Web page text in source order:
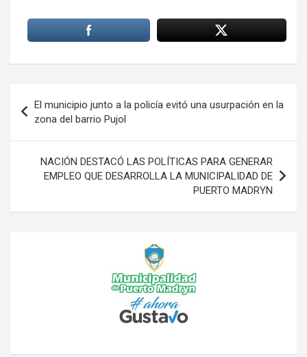
de
entradas
El municipio junto a la policía evitó una usurpación en la
zona del barrio Pujol
NACIÓN DESTACÓ LAS POLÍTICAS PARA GENERAR
EMPLEO QUE DESARROLLA LA MUNICIPALIDAD DE
PUERTO MADRYN